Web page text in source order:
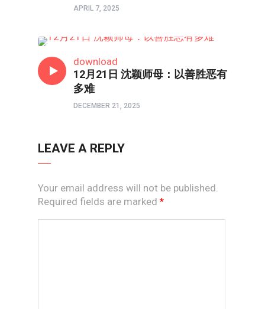
APRIL 7, 2025
download
12月21日 沈颖师母：以善胜恶有
多难
DECEMBER 21, 2025
LEAVE A REPLY
Your email address will not be published.
Required fields are marked *